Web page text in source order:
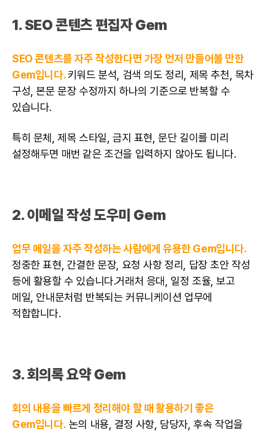
1. SEO 콘텐츠 편집자 Gem
SEO 콘텐츠를 자주 작성한다면 가장 먼저 만들어볼 만한
Gem입니다.키워드 분석, 검색 의도 정리, 제목 추천, 목차
구성, 본문 문장 수정까지 하나의 기준으로 반복할 수
있습니다.
특히 문체, 제목 스타일, 금지 표현, 문단 길이를 미리
설정해두면 매번 같은 조건을 입력하지 않아도 됩니다.
2. 이메일 작성 도우미 Gem
업무 메일을 자주 작성하는 사람에게 유용한 Gem입니다.
정중한 표현, 간결한 문장, 요청 사항 정리, 답장 초안 작성
등에 활용할 수 있습니다.거래처 응대, 일정 조율, 보고
메일, 안내문처럼 반복되는 커뮤니케이션 업무에
적합합니다.
3. 회의록 요약 Gem
회의 내용을 빠르게 정리해야 할 때 활용하기 좋은
Gem입니다. 논의 내용, 결정 사항, 담당자, 후속 작업을